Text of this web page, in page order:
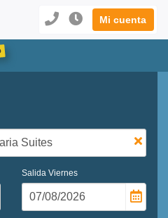
Mi cuenta
Salida Viernes